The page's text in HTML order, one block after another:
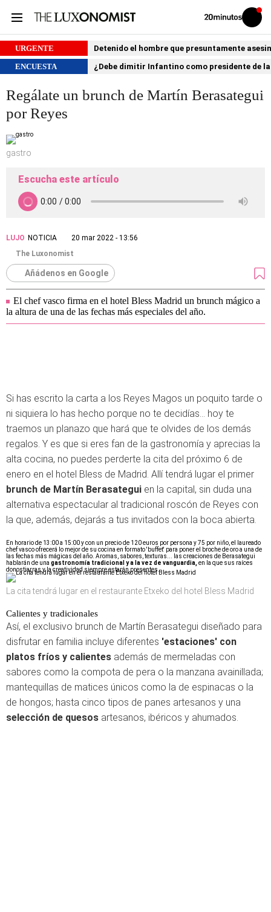
Volver
Iniciar
sesión
URGENTE
Detenido el hombre que presuntamente
ENCUESTA
¿Debe dimitir Infantino como presidente de
Regálate un brunch de Martín Berasategui
por Reyes
gastro
Escucha este artículo
LUJO NOTICIA
20 mar 2022 - 13:56
The Luxonomist
Añádenos en Google
El chef vasco firma en el hotel Bless Madrid un brunch mágico a
la altura de una de las fechas más especiales del año.
Si has escrito la carta a los Reyes Magos un poquito tarde o
ni siquiera lo has hecho porque no te decidías... hoy te
traemos un planazo que hará que te olvides de los demás
regalos. Y es que si eres fan de la gastronomía y aprecias la
alta cocina, no puedes perderte la cita del próximo 6 de
enero en el hotel Bless de Madrid. Allí tendrá lugar el primer
brunch de Martín Berasategui en la capital, sin duda una
alternativa espectacular al tradicional roscón de Reyes con
la que, además, dejarás a tus invitados con la boca abierta.
En horario de 13:00 a 15:00 y con un precio de 120 euros por persona y 75 por niño, el laureado
chef vasco ofrecerá lo mejor de su cocina en formato 'buffet' para poner el broche de oro a una de
las fechas más mágicas del año. Aromas, sabores, texturas... las creaciones de Berasategui
hablarán de una gastronomía tradicional y a la vez de vanguardia, en la que sus raíces
donostiarras y la creatividad siempre estarán presentes.
La cita tendrá lugar en el restaurante Etxeko del hotel Bless Madrid
Calientes y tradicionales
Así, el exclusivo brunch de Martín Berasategui diseñado para
disfrutar en familia incluye diferentes 'estaciones' con
platos fríos y calientes además de mermeladas con
sabores como la compota de pera o la manzana avainillada;
mantequillas de matices únicos como la de espinacas o la
de hongos; hasta cinco tipos de panes artesanos y una
selección de quesos artesanos, ibéricos y ahumados.